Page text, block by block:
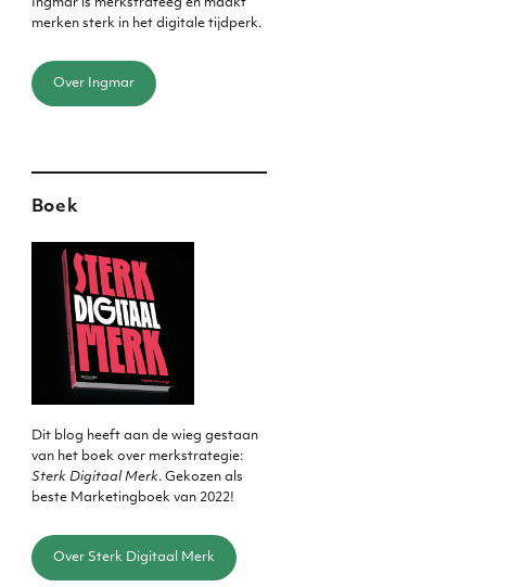
Ingmar is merkstrateeg en maakt
merken sterk in het digitale tijdperk.
Over Ingmar
Boek
Dit blog heeft aan de wieg gestaan
van het boek over merkstrategie:
Sterk Digitaal Merk. Gekozen als
beste Marketingboek van 2022!
Over Sterk Digitaal Merk